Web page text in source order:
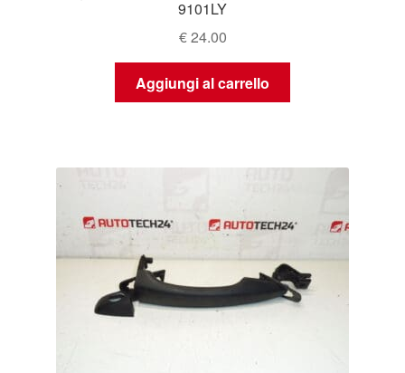
9101LY
€24.00
Aggiungi al carrello